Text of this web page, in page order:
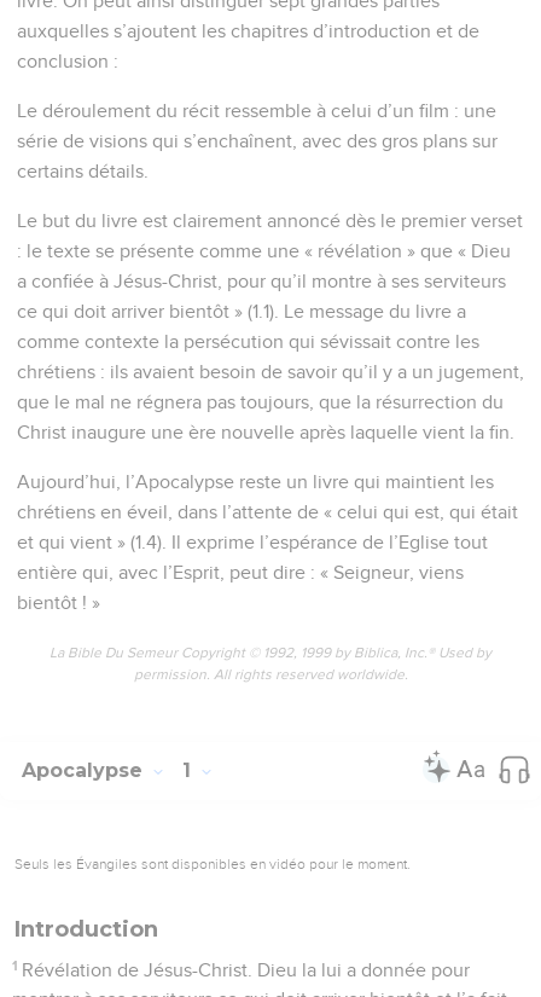
auxquelles s’ajoutent les chapitres d’introduction et de
conclusion :
Le déroulement du récit ressemble à celui d’un film : une
série de visions qui s’enchaînent, avec des gros plans sur
certains détails.
Le but du livre est clairement annoncé dès le premier verset
: le texte se présente comme une « révélation » que « Dieu
a confiée à Jésus-Christ, pour qu’il montre à ses serviteurs
ce qui doit arriver bientôt » (1.1). Le message du livre a
comme contexte la persécution qui sévissait contre les
chrétiens : ils avaient besoin de savoir qu’il y a un jugement,
que le mal ne régnera pas toujours, que la résurrection du
Christ inaugure une ère nouvelle après laquelle vient la fin.
Aujourd’hui, l’Apocalypse reste un livre qui maintient les
chrétiens en éveil, dans l’attente de « celui qui est, qui était
et qui vient » (1.4). Il exprime l’espérance de l’Eglise tout
entière qui, avec l’Esprit, peut dire : « Seigneur, viens
bientôt ! »
La Bible Du Semeur Copyright © 1992, 1999 by Biblica, Inc.® Used by
permission. All rights reserved worldwide.
Apocalypse 1
Seuls les Évangiles sont disponibles en vidéo pour le moment.
Introduction
1 Révélation de Jésus-Christ. Dieu la lui a donnée pour